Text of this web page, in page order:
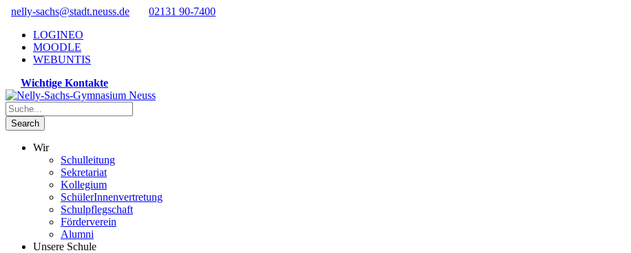
nelly-sachs@stadt.neuss.de
02131 90-7400
LOGINEO
MOODLE
WEBUNTIS
Wichtige Kontakte
Wir
Schulleitung
Sekretariat
Kollegium
SchülerInnenvertretung
Schulpflegschaft
Förderverein
Alumni
Unsere Schule